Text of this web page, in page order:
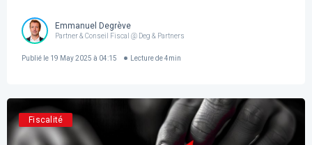
Emmanuel Degrève
Partner & Conseil Fiscal @ Deg & Partners
Publié le 19 May 2025 à 04:15 Lecture de 4min
Fiscalité